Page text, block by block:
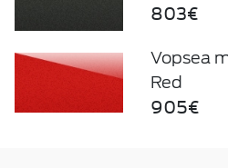
803€
Vopsea
Red
905€